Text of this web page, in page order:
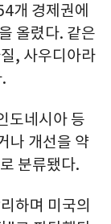
개 경제권에
올렸다. 같은
, 사우디아라
도네시아 등
나 개선을 약
분류됐다.
하며 미국의